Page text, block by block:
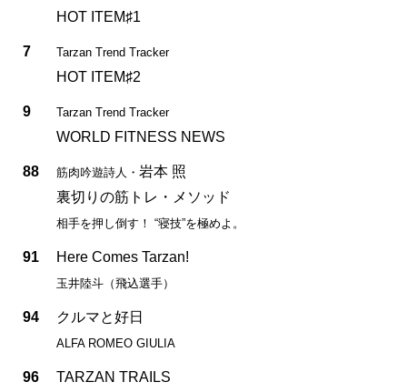
HOT ITEM♯1
7 Tarzan Trend Tracker
HOT ITEM♯2
9 Tarzan Trend Tracker
WORLD FITNESS NEWS
88 筋肉吟遊詩人・ 岩本 照
裏切りの筋トレ・メソッド
相手を押し倒す！ “寝技”を極めよ。
91 Here Comes Tarzan!
玉井陸斗（飛込選手）
94 クルマと好日
ALFA ROMEO GIULIA
96 TARZAN TRAILS